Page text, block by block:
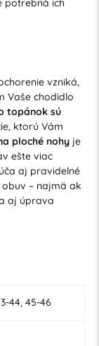
vzniká,
Vaše chodidlo
topánok sú
ktorú Vám
ploché nohyje
ešte viac
aj pravidelné
– najmä ak
aj úprava
44, 45-46